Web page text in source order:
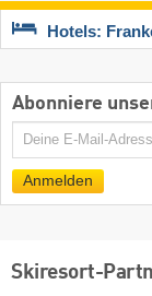
Hotels:
Abonniere
E-
Mail
Anmelden
Skiresort-